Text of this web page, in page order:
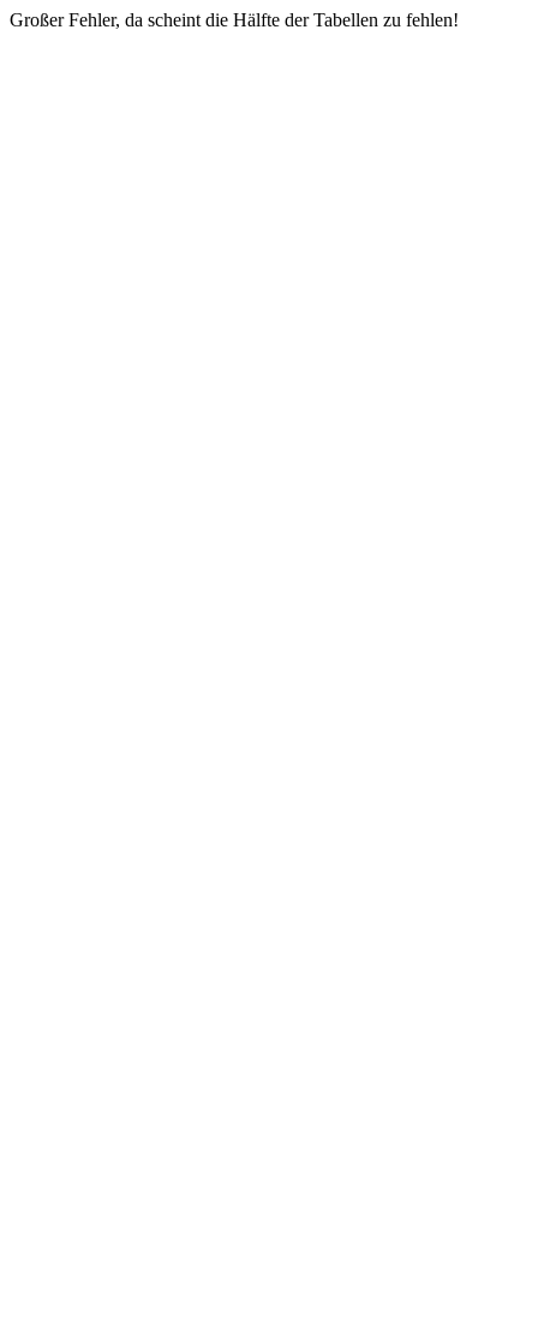
Großer Fehler, da scheint die Hälfte der Tabellen zu fehlen!